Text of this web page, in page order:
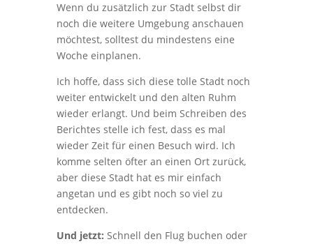
Wenn du zusätzlich zur Stadt selbst dir
noch die weitere Umgebung anschauen
möchtest, solltest du mindestens eine
Woche einplanen.
Ich hoffe, dass sich diese tolle Stadt noch
weiter entwickelt und den alten Ruhm
wieder erlangt. Und beim Schreiben des
Berichtes stelle ich fest, dass es mal
wieder Zeit für einen Besuch wird. Ich
komme selten öfter an einen Ort zurück,
aber diese Stadt hat es mir einfach
angetan und es gibt noch so viel zu
entdecken.
Und jetzt: Schnell den Flug buchen oder